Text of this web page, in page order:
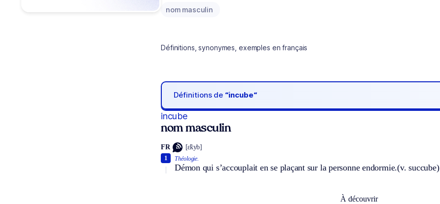
nom masculin
Définitions, synonymes, exemples en français
Définitions de “incube“
incube
nom masculin
FR [ɛ̃kyb]
Théologie.
Démon qui s’accouplait en se plaçant sur la personne endormie.(v. succube)
1
À découvrir